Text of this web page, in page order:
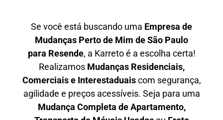
Se você está buscando uma Empresa de
Mudanças Perto de Mim de São Paulo
para Resende, a Karreto é a escolha certa!
Realizamos Mudanças Residenciais,
Comerciais e Interestaduaiscom segurança,
agilidade e preços acessíveis. Seja para uma
Mudança Completa de Apartamento,